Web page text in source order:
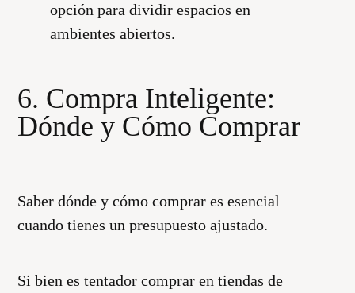
opción para dividir espacios en
ambientes abiertos.
6. Compra Inteligente:
Dónde y Cómo Comprar
Saber dónde y cómo comprar es esencial
cuando tienes un presupuesto ajustado.
Si bien es tentador comprar en tiendas de